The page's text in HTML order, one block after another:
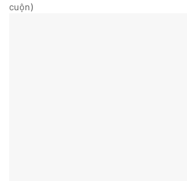
cuộn)